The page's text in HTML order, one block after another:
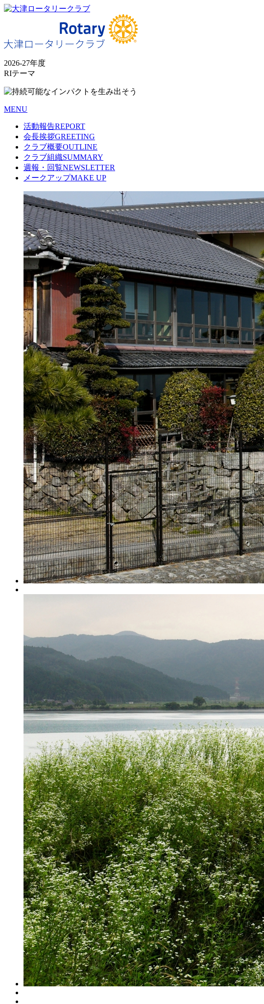
2026-27年度
RIテーマ
MENU
活動報告REPORT
会長挨拶GREETING
クラブ概要OUTLINE
クラブ組織SUMMARY
週報・回覧NEWSLETTER
メークアップMAKE UP